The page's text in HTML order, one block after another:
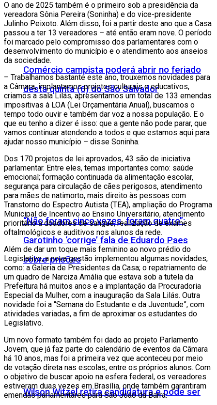
Comércio campista poderá abrir no feriado
desta quinta (6) do São Salvador
“Não foram cinco vezes, foram quatro”:
Garotinho ‘corrige’ fala de Eduardo Paes
sobre prisões
Wilson Witzel retira candidatura e pode ser
O ano de 2025 também é o primeiro sob a presidência da
vereadora Sônia Pereira (Soninha) e do vice-presidente
Julinho Peixoto. Além disso, foi a partir deste ano que a Casa
passou a ter 13 vereadores – até então eram nove. O período
foi marcado pelo compromisso dos parlamentares com o
desenvolvimento do município e o atendimento aos anseios
da sociedade.
– Trabalhamos bastante este ano, trouxemos novidades para
a Câmara, implantamos projetos culturais e educativos,
criamos a sala Lilás, apresentamos um total de 133 emendas
impositivas à LOA (Lei Orçamentária Anual), buscamos o
tempo todo ouvir e também dar voz a nossa população. E o
que eu tenho a dizer é isso: que a gente não pode parar, que
vamos continuar atendendo a todos e que estamos aqui para
ajudar nosso município – disse Soninha.
Dos 170 projetos de lei aprovados, 43 são de iniciativa
parlamentar. Entre eles, temas importantes como: saúde
emocional; formação continuada da alimentação escolar,
segurança para circulação de cães perigosos, atendimento
para mães de natimorto, mais direito às pessoas com
Transtorno do Espectro Autista (TEA), ampliação do Programa
Municipal de Incentivo ao Ensino Universitário, atendimento
prioritário a doadores de sangue, realização de exames
oftalmológicos e auditivos nos alunos da rede.
Além de dar um toque mais feminino ao novo prédio do
Legislativo, a nova gestão implementou algumas novidades,
como: a Galeria de Presidentes da Casa; o repatriamento de
um quadro de Narciza Amália que estava sob a tutela da
Prefeitura há muitos anos e a implantação da Procuradoria
Especial da Mulher, com a inauguração da Sala Lilás. Outra
novidade foi a “Semana do Estudante e da Juventude”, com
atividades variadas, a fim de aproximar os estudantes do
Legislativo.
Um novo formato também foi dado ao projeto Parlamento
Jovem, que já faz parte do calendário de eventos da Câmara
há 10 anos, mas foi a primeira vez que aconteceu por meio
de votação direta nas escolas, entre os próprios alunos. Com
o objetivo de buscar apoio na esfera federal, os vereadores
estiveram duas vezes em Brasília, onde também garantiram
emendas parlamentares para São João da Barra.